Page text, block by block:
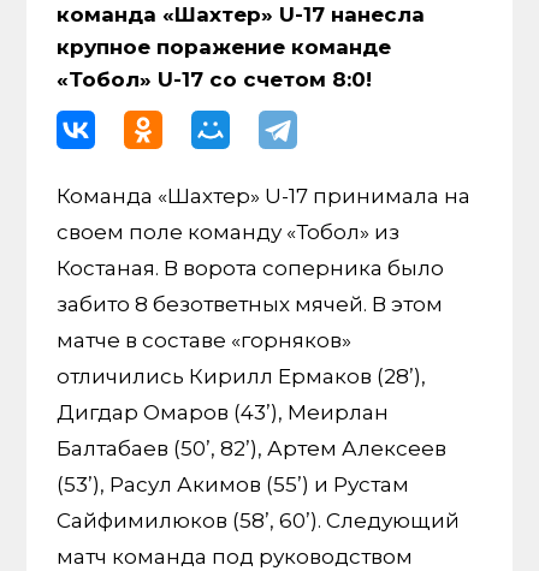
команда «Шахтер» U-17 нанесла
крупное поражение команде
«Тобол» U-17 со счетом 8:0!
Команда «Шахтер» U-17 принимала на
своем поле команду «Тобол» из
Костаная. В ворота соперника было
забито 8 безответных мячей. В этом
матче в составе «горняков»
отличились Кирилл Ермаков (28’),
Дигдар Омаров (43’), Меирлан
Балтабаев (50’, 82’), Артем Алексеев
(53’), Расул Акимов (55’) и Рустам
Сайфимилюков (58’, 60’). Следующий
матч команда под руководством